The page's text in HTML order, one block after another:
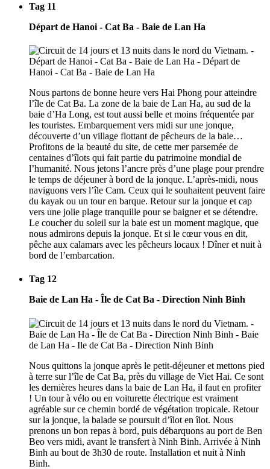
Tag 11
Départ de Hanoi - Cat Ba - Baie de Lan Ha
Nous partons de bonne heure vers Hai Phong pour atteindre
l’île de Cat Ba. La zone de la baie de Lan Ha, au sud de la
baie d’Ha Long, est tout aussi belle et moins fréquentée par
les touristes. Embarquement vers midi sur une jonque,
découverte d’un village flottant de pêcheurs de la baie…
Profitons de la beauté du site, de cette mer parsemée de
centaines d’îlots qui fait partie du patrimoine mondial de
l’humanité. Nous jetons l’ancre près d’une plage pour prendre
le temps de déjeuner à bord de la jonque. L’après-midi, nous
naviguons vers l’île Cam. Ceux qui le souhaitent peuvent faire
du kayak ou un tour en barque. Retour sur la jonque et cap
vers une jolie plage tranquille pour se baigner et se détendre.
Le coucher du soleil sur la baie est un moment magique, que
nous admirons depuis la jonque. Et si le cœur vous en dit,
pêche aux calamars avec les pêcheurs locaux ! Dîner et nuit à
bord de l’embarcation.
Tag 12
Baie de Lan Ha - Île de Cat Ba - Direction Ninh Binh
Nous quittons la jonque après le petit-déjeuner et mettons pied
à terre sur l’île de Cat Ba, près du village de Viet Hai. Ce sont
les dernières heures dans la baie de Lan Ha, il faut en profiter
! Un tour à vélo ou en voiturette électrique est vraiment
agréable sur ce chemin bordé de végétation tropicale. Retour
sur la jonque, la balade se poursuit d’îlot en îlot. Nous
prenons un bon repas à bord, puis débarquons au port de Ben
Beo vers midi, avant le transfert à Ninh Binh. Arrivée à Ninh
Binh au bout de 3h30 de route. Installation et nuit à Ninh
Binh.